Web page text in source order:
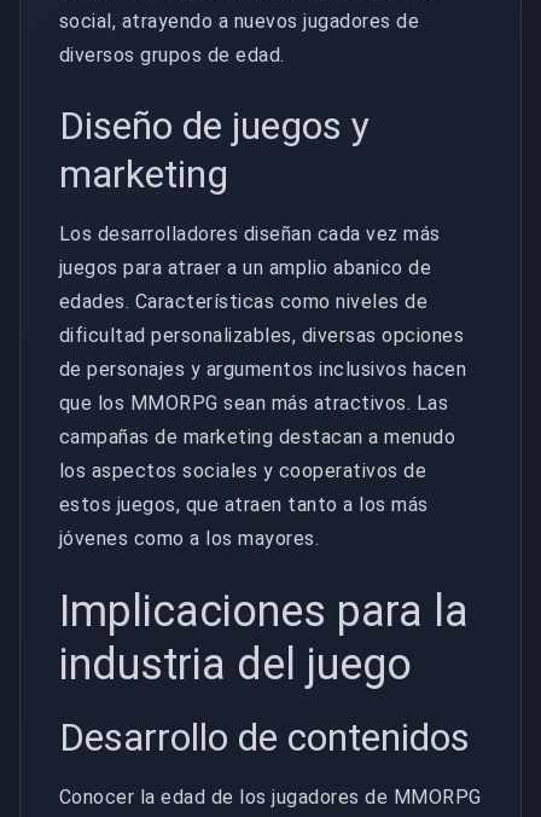
social, atrayendo a nuevos jugadores de
diversos grupos de edad.
Diseño de juegos y
marketing
Los desarrolladores diseñan cada vez más
juegos para atraer a un amplio abanico de
edades. Características como niveles de
dificultad personalizables, diversas opciones
de personajes y argumentos inclusivos hacen
que los MMORPG sean más atractivos. Las
campañas de marketing destacan a menudo
los aspectos sociales y cooperativos de
estos juegos, que atraen tanto a los más
jóvenes como a los mayores.
Implicaciones para la
industria del juego
Desarrollo de contenidos
Conocer la edad de los jugadores de MMORPG